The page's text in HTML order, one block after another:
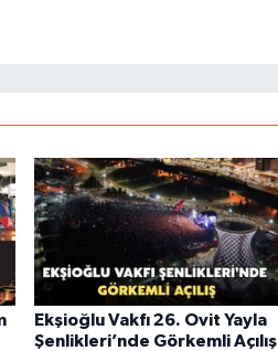
Ekşioğlu Vakfı 26. Ovit Yayla
Şenlikleri’nde Görkemli Açılış